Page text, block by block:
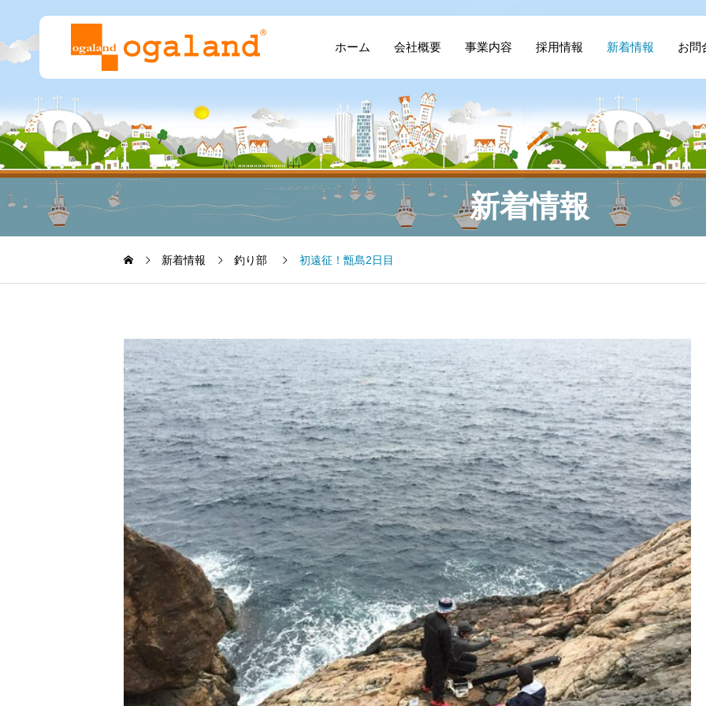
ホーム 会社概要 事業内容 採用情報 新着情報 お問
新着情報
新着情報 釣り部 初遠征！甑島2日目